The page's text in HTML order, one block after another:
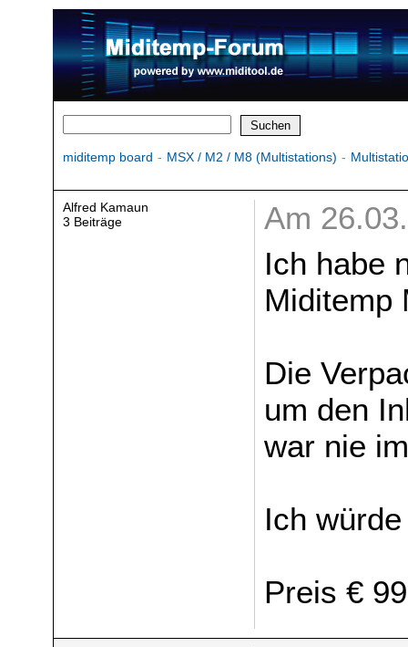
miditemp board - MSX / M2 / M8 (Multistations) -
Alfred Kamaun
3 Beiträge
Am
Ich habe
Miditemp
Die
um den
war nie
Ich
Preis €